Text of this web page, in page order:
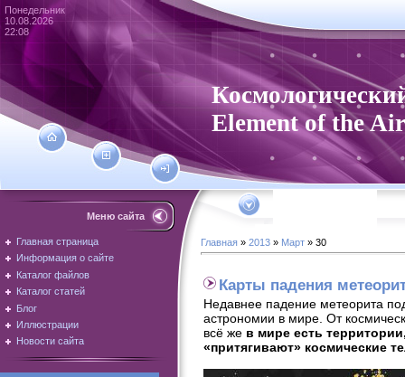
Понедельник
10.08.2026
22:08
Element of the Air
Меню сайта
Главная страница
Информация о сайте
Каталог файлов
Каталог статей
Блог
Иллюстрации
Новости сайта
Главная » 2013 » Март » 30
Карты падения
Недавнее падение метеорита
астрономии в мире. От
всё же в мире есть
«притягивают» космические